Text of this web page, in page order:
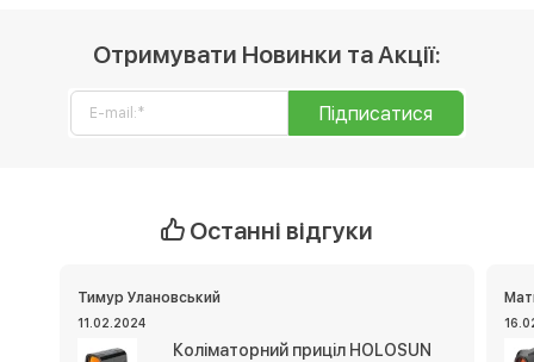
Отримувати Новинки та Акції:
Підписатися
Останні відгуки
Тимур Улановський
11.02.2024
Коліматорний приціл HOLOSUN